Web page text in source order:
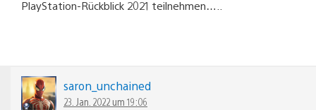
PlayStation-Rückblick 2021 teilnehmen…..
saron_unchained
23. Jan. 2022 um 19:06